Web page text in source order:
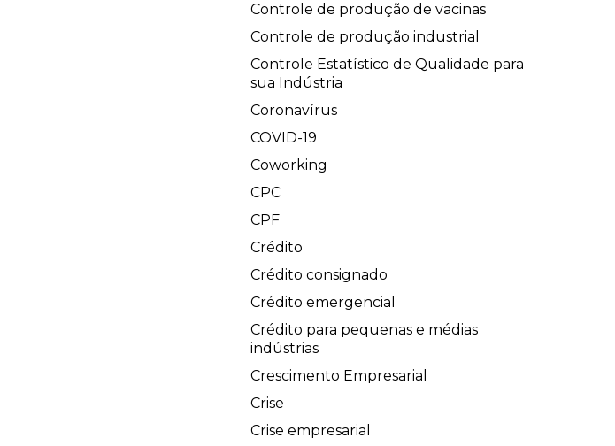
Controle de produção de vacinas
Controle de produção industrial
Controle Estatístico de Qualidade para
sua Indústria
Coronavírus
COVID-19
Coworking
CPC
CPF
Crédito
Crédito consignado
Crédito emergencial
Crédito para pequenas e médias
indústrias
Crescimento Empresarial
Crise
Crise empresarial